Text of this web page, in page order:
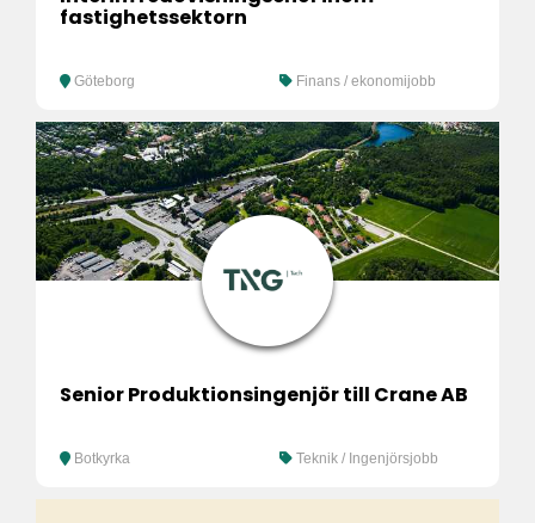
fastighetssektorn
Göteborg Finans / ekonomijobb
Senior Produktionsingenjör till Crane AB
Botkyrka Teknik / Ingenjörsjobb